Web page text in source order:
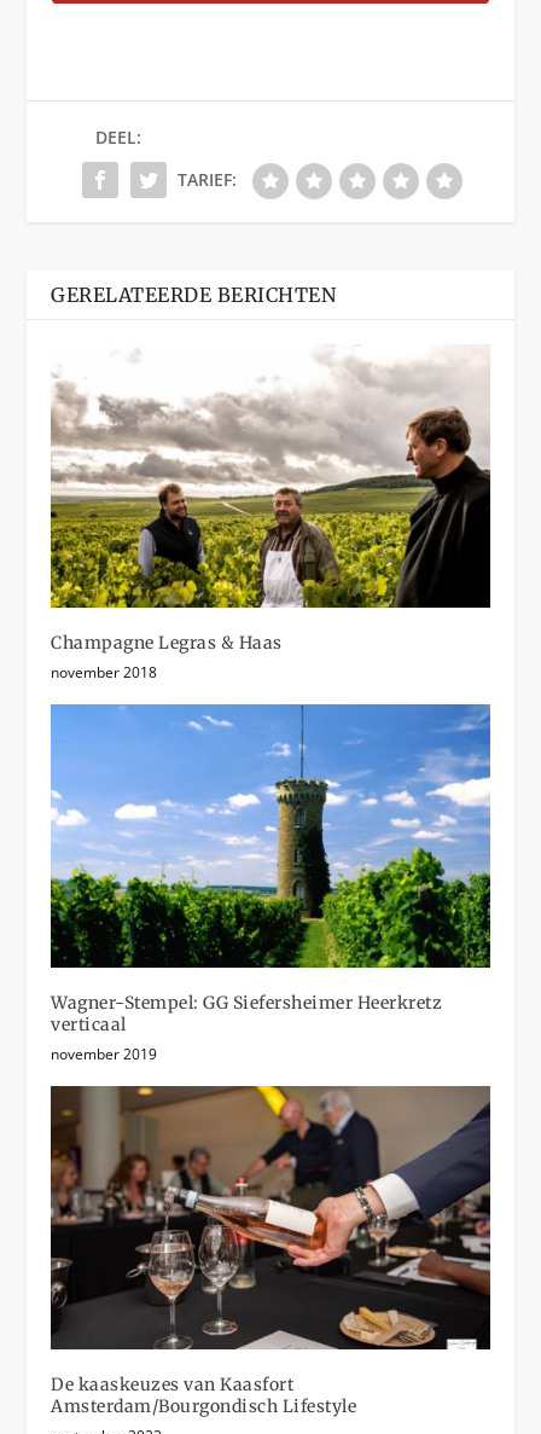
DEEL:
TARIEF:
GERELATEERDE BERICHTEN
Champagne Legras & Haas
november 2018
Wagner-Stempel: GG Siefersheimer Heerkretz
verticaal
november 2019
De kaaskeuzes van Kaasfort
Amsterdam/Bourgondisch Lifestyle